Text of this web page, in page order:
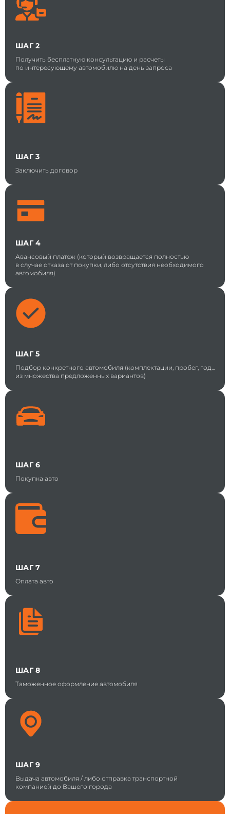
ШАГ 2
Получить бесплатную консультацию и расчеты
по интересующему автомобилю на день запроса
ШАГ 3
Заключить договор
ШАГ 4
Авансовый платеж (который возвращается полностью
в случае отказа от покупки, либо отсутствия необходимого
автомобиля)
ШАГ 5
Подбор конкретного автомобиля (комплектации, пробег, год...
из множества предложенных вариантов)
ШАГ 6
Покупка авто
ШАГ 7
Оплата авто
ШАГ 8
Таможенное оформление автомобиля
ШАГ 9
Выдача автомобиля / либо отправка транспортной
компанией до Вашего города